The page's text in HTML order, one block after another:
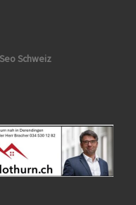
Schweiz